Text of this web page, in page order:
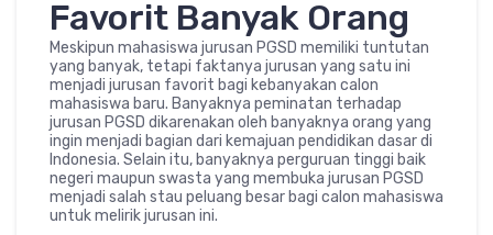
Favorit Banyak Orang
Meskipun mahasiswa jurusan PGSD memiliki tuntutan
yang banyak, tetapi faktanya jurusan yang satu ini
menjadi jurusan favorit bagi kebanyakan calon
mahasiswa baru. Banyaknya peminatan terhadap
jurusan PGSD dikarenakan oleh banyaknya orang yang
ingin menjadi bagian dari kemajuan pendidikan dasar di
Indonesia. Selain itu, banyaknya perguruan tinggi baik
negeri maupun swasta yang membuka jurusan PGSD
menjadi salah stau peluang besar bagi calon mahasiswa
untuk melirik jurusan ini.